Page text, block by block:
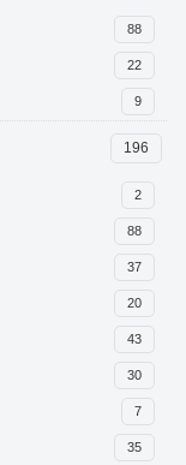
88
22
9
196
2
88
37
20
43
30
7
35